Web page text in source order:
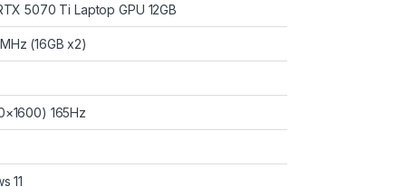
5070 Ti Laptop GPU 12GB
(16GB x2)
165Hz
11